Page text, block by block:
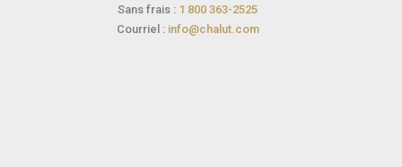
Sans frais : 1 800 363-2525
Courriel : info@chalut.com